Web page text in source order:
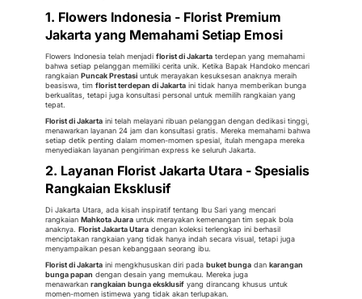
1. Flowers Indonesia - Florist Premium
Jakarta yang Memahami Setiap Emosi
Flowers Indonesia telah menjadi florist di Jakarta terdepan yang memahami
bahwa setiap pelanggan memiliki cerita unik. Ketika Bapak Handoko mencari
rangkaian Puncak Prestasi untuk merayakan kesuksesan anaknya meraih
beasiswa, tim florist terdepan di Jakarta ini tidak hanya memberikan bunga
berkualitas, tetapi juga konsultasi personal untuk memilih rangkaian yang
tepat.
Florist di Jakarta ini telah melayani ribuan pelanggan dengan dedikasi tinggi,
menawarkan layanan 24 jam dan konsultasi gratis. Mereka memahami bahwa
setiap detik penting dalam momen-momen spesial, itulah mengapa mereka
menyediakan layanan pengiriman express ke seluruh Jakarta.
2. Layanan Florist Jakarta Utara - Spesialis
Rangkaian Eksklusif
Di Jakarta Utara, ada kisah inspiratif tentang Ibu Sari yang mencari
rangkaian Mahkota Juara untuk merayakan kemenangan tim sepak bola
anaknya. Florist Jakarta Utara dengan koleksi terlengkap ini berhasil
menciptakan rangkaian yang tidak hanya indah secara visual, tetapi juga
menyampaikan pesan kebanggaan seorang ibu.
Florist di Jakarta ini mengkhususkan diri pada buket bunga dan karangan
bunga papan dengan desain yang memukau. Mereka juga
menawarkan rangkaian bunga eksklusif yang dirancang khusus untuk
momen-momen istimewa yang tidak akan terlupakan.